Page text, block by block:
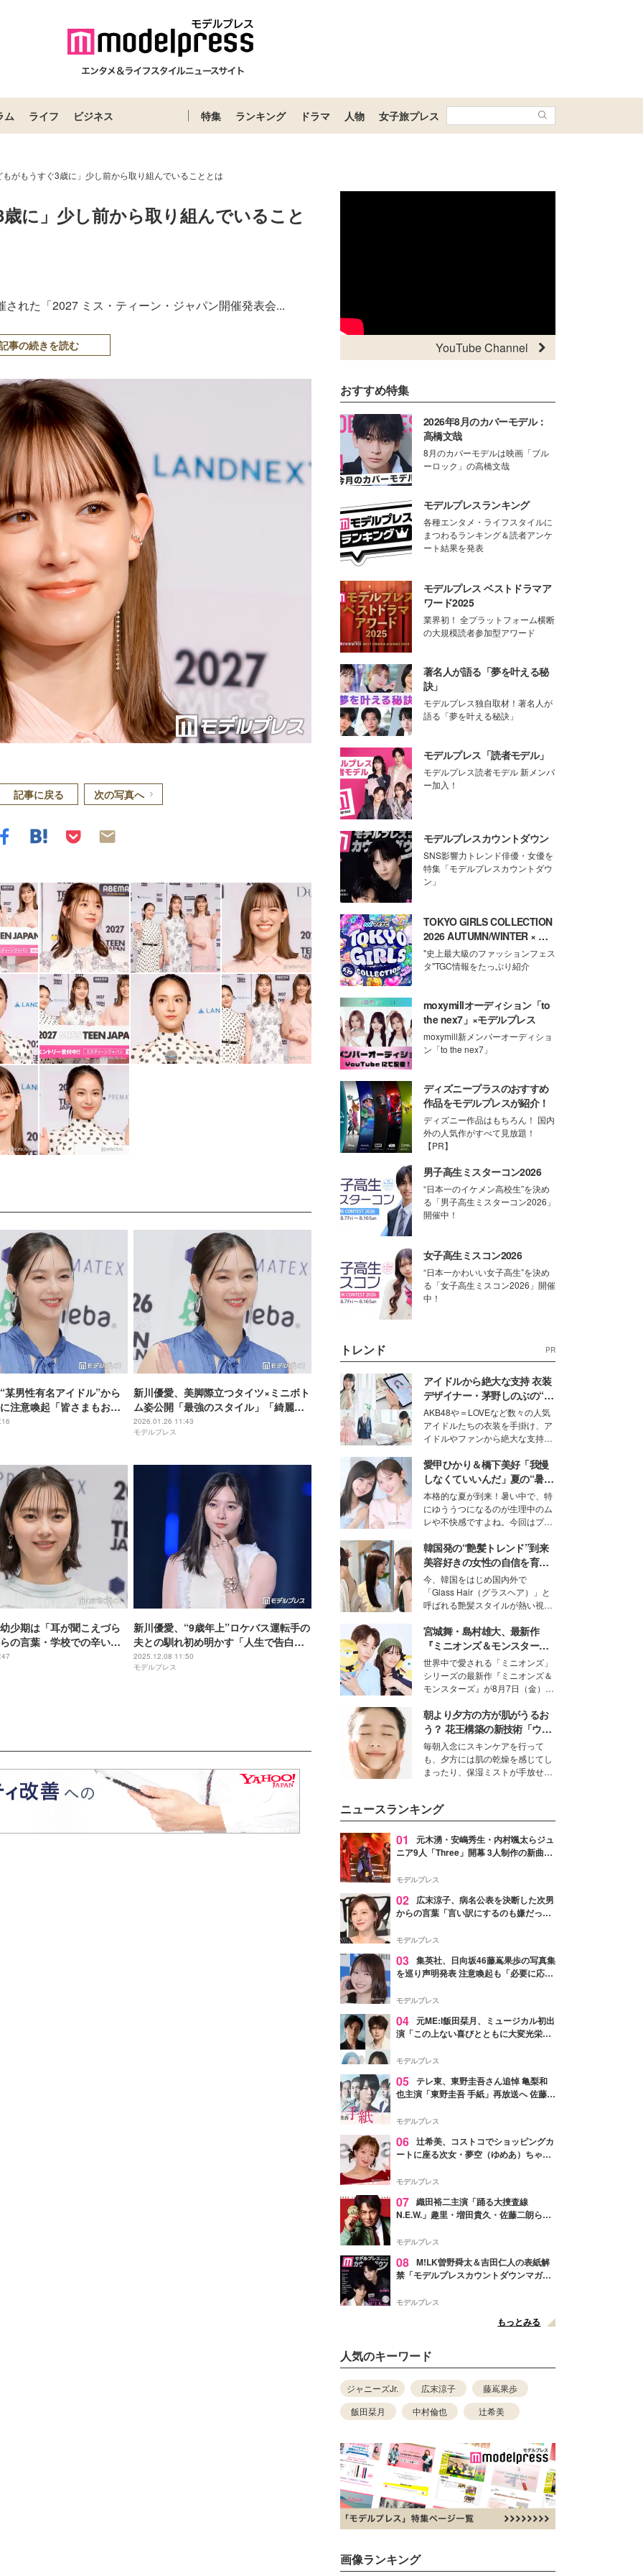
ム ライフ ビジネス 特集 ランキング ドラマ 人物 女子旅プレス
がもうすぐ3歳に」少し前から取り組んでいることとは
に」少し前から取り組んでいること
れた「2027 ミス・ティーン・ジャパン開催発表会...
事の続きを読む
記事に戻る 次の写真へ
某男性有名アイドル”から
注意喚起「皆さまもお気
い」
新川優愛、美脚際立つタイツ×ミニボト
ム姿公開「最強のスタイル」「綺麗す
ぎて二度見」の声
2026.01.26 11:43
モデルプレス
少期は「耳が聞こえづら
の言葉・学校での辛い経
新川優愛、“9歳年上”ロケバス運転手の
夫との馴れ初め明かす「人生で告白し
たのは今の旦那さんだけ」
2025.12.08 11:50
モデルプレス
YouTube Channel
おすすめ特集
2026年8月のカバーモデル：
高橋文哉
8月のカバーモデルは映画「ブル
ーロック」の高橋文哉
モデルプレスランキング
各種エンタメ・ライフスタイルに
まつわるランキング＆読者アンケ
ート結果を発表
モデルプレス ベストドラマア
ワード2025
業界初！ 全プラットフォーム横断
の大規模読者参加型アワード
著名人が語る「夢を叶える秘
訣」
モデルプレス独自取材！著名人が
語る「夢を叶える秘訣」
モデルプレス「読者モデル」
モデルプレス読者モデル 新メンバ
ー加入！
モデルプレスカウントダウン
SNS影響力トレンド俳優・女優を
特集「モデルプレスカウントダウ
ン」
TOKYO GIRLS COLLECTION
2026 AUTUMN/WINTER × モ
デルプレス
"史上最大級のファッションフェス
タ"TGC情報をたっぷり紹介
moxymillオーディション「to
the nex7」×モデルプレス
moxymill新メンバーオーディショ
ン「to the nex7」
ディズニープラスのおすすめ
作品をモデルプレスが紹介！
ディズニー作品はもちろん！ 国内
外の人気作がすべて見放題！
【PR】
男子高生ミスターコン2026
“日本一のイケメン高校生”を決め
る「男子高生ミスターコン2026」
開催中！
女子高生ミスコン2026
“日本一かわいい女子高生”を決め
る「女子高生ミスコン2026」開催
中！
トレンド PR
アイドルから絶大な支持 衣装
デザイナー・茅野しのぶの“可
愛い”を作る美学＜「シチズン
クロスシー」インタビュー＞
AKB48や＝LOVEなど数々の人気
アイドルたちの衣装を手掛け、ア
イドルやファンから絶大な支持を
取締役兼クリエイティブディレク
ター・茅野しのぶ。一人ひとりの
個性に寄り添い、魅力を引き出す
衣装作りは、多くの女性たちに勇
気と自信を与え続けている。
愛甲ひかり＆橋下美好「我慢
しなくていいんだ」夏の“暑さ
対策”の新しい選択肢とは？
本格的な夏が到来！暑い中で、特
にゆううつになるのが生理中のム
レや不快感ですよね。今回はプラ
モデル・愛甲ひかりさんと橋下美
好さんを迎えて本音で女子会トー
ク。猛暑のお出かけを快適に過ご
すヒントや、2人が感動した夏の
生理の新常識にも迫りました。
韓国発の“艶髪トレンド”到来
美容好きの女性の自信を育む
「ヘアケア事情」って？
今、韓国をはじめ国内外で
「Glass Hair（グラスヘア）」と
呼ばれる艶髪スタイルが熱い視線
ションの完成度を高めるベースと
して、“髪そのものの美しさ”に改
めて注目する人が増えている様
子。今回は、そんな憧れの艶やか
な髪を日常で叶える、美容好きの
女性たちのヘアケア事情を紹介し
ます。
宮城舞・島村雄大、最新作
『ミニオンズ＆モンスター
ズ』の魅力熱弁 ハチャメチャ
だけじゃない“友情と絆”に感
動
世界中で愛される「ミニオンズ」
シリーズの最新作『ミニオンズ＆
モンスターズ』が8月7日（金）に
ニオン好き”という共通点を持つモ
デルの宮城舞と島村雄大の特別対
談をお届け！それぞれの視点か
ら、今作ならではの魅力や予想外
の感動をもたらす奥深いストーリ
ーについて熱く語り合ってもらっ
朝より夕方の方が肌がうるお
う？ 花王構築の新技術「ウォ
ーターキャプチャリングスキ
ン（捕水肌）」がスキンケア
の常識を変える予感
毎朝入念にスキンケアを行って
も、夕方には肌の乾燥を感じてし
まったり、保湿ミストが手放せな
性を秘めた、革新的な「Water
Capturing Skin（ウォーターキャ
プチャリングスキン：捕水肌）」
技術を、花王が構築した。
ニュースランキング
01
元木湧・安嶋秀生・内村颯太らジュ
ニア9人「Three」開幕 3人制作の新曲＆
進んで夢を掴みたい」【ゲネプロレポ】
モデルプレス
02
広末涼子、病名公表を決断した次男
からの言葉「言い訳にするのも嫌だっ
モデルプレス
03 集英社、日向坂46藤嶌果歩の写真集
を巡り声明発表 注意喚起も「必要に応じ
モデルプレス
04 元ME:I飯田栞月、ミュージカル初出
演「この上ない喜びとともに大変光栄」
ャスト発表
モデルプレス
05 テレ東、東野圭吾さん追悼 亀梨和
也主演「東野圭吾 手紙」再放送へ 佐藤隆
モデルプレス
06 辻希美、コストコでショッピングカ
ートに座る次女・夢空（ゆめあ）ちゃん
ぎ」「成長を感じる」の声
モデルプレス
07 織田裕二主演「踊る大捜査線
N.E.W.」趣里・増田貴久・佐藤二朗ら新
徴する“謎のキーワード”も
モデルプレス
08 M!LK曽野舜太＆吉田仁人の表紙解
禁「モデルプレスカウントダウンマガジ
モデルプレス
もっとみる
人気のキーワード
ジャニーズJr. 広末涼子
藤嶌果歩
飯田栞月
中村倫也 辻希美
画像ランキング